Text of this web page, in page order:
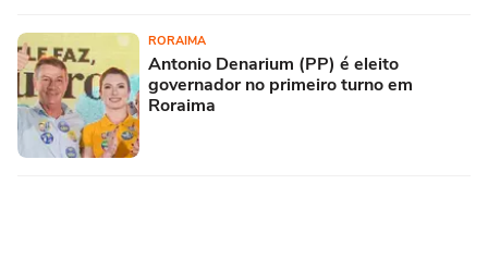
RORAIMA
Antonio Denarium (PP) é eleito
governador no primeiro turno em
Roraima